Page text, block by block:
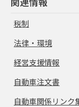
税制
法律・環境
経営支援情報
自動車注文書
自動車関係リンク